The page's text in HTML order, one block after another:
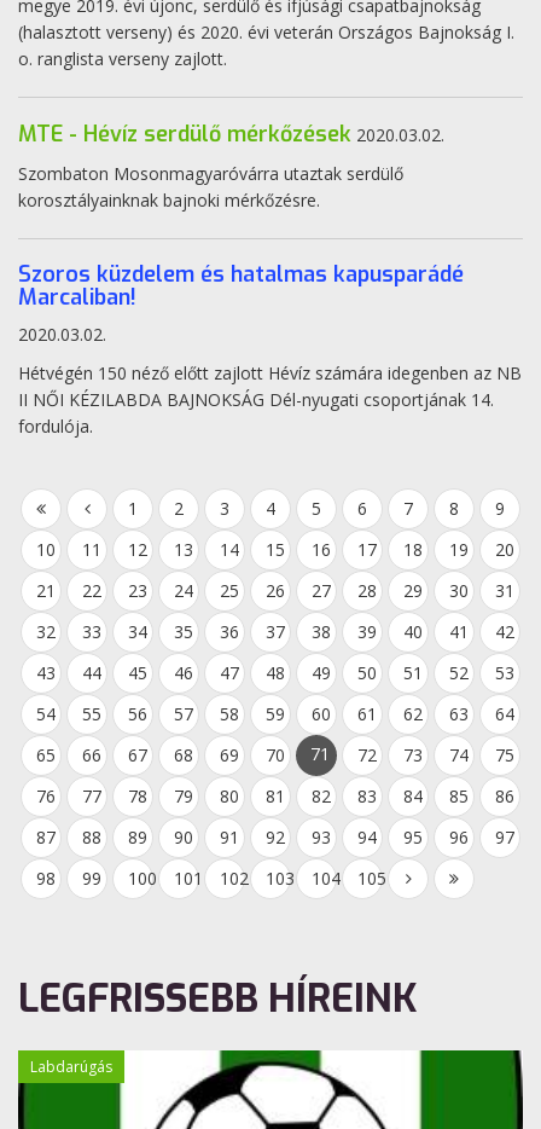
megye 2019. évi újonc, serdülő és ifjúsági csapatbajnokság
(halasztott verseny) és 2020. évi veterán Országos Bajnokság I.
o. ranglista verseny zajlott.
MTE - Hévíz serdülő mérkőzések 2020.03.02.
Szombaton Mosonmagyaróvárra utaztak serdülő
korosztályainknak bajnoki mérkőzésre.
Szoros küzdelem és hatalmas kapusparádé
Marcaliban!
2020.03.02.
Hétvégén 150 néző előtt zajlott Hévíz számára idegenben az NB
II NŐI KÉZILABDA BAJNOKSÁG Dél-nyugati csoportjának 14.
fordulója.
1 2 3 4 5 6 7 8
9
10
11 12 13 14 15 16 17 18 19
20
21
22 23 24 25 26 27 28 29 30
31
32
33 34 35 36 37 38 39 40 41
42
43
44 45 46 47 48 49 50 51 52
53
54
55 56 57 58 59 60 61 62 63
64
65
66 67 68 69 70 71 72 73 74
75
76
77 78 79 80 81 82 83 84 85
86
87
88 89 90 91 92 93 94 95 96
97
98
99 100 101 102 103 104 105
LEGFRISSEBB HÍREINK
Labdarúgás